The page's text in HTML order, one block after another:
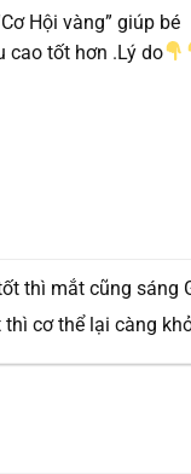
Hội vàng” giúp bé
cao tốt hơn .Lý do
thì mắt cũng sáng
cơ thể lại càng